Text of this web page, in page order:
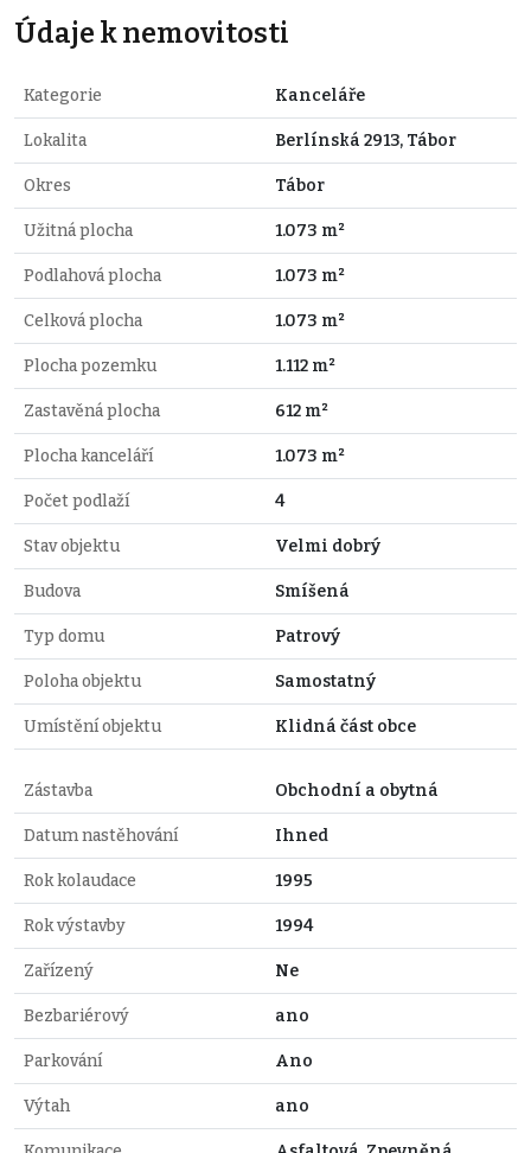
Údaje k nemovitosti
Kategorie Kanceláře
Lokalita Berlínská 2913, Tábor
Okres Tábor
Užitná plocha 1.073 m²
Podlahová plocha 1.073 m²
Celková plocha 1.073 m²
Plocha pozemku 1.112 m²
Zastavěná plocha 612 m²
Plocha kanceláří 1.073 m²
Počet podlaží 4
Stav objektu Velmi dobrý
Budova Smíšená
Typ domu Patrový
Poloha objektu Samostatný
Umístění objektu Klidná část obce
Zástavba Obchodní a obytná
Datum nastěhování Ihned
Rok kolaudace 1995
Rok výstavby 1994
Zařízený Ne
Bezbariérový ano
Parkování Ano
Výtah ano